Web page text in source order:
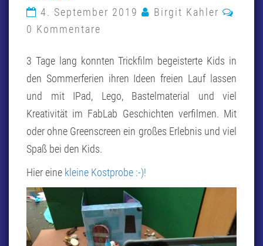
4. September 2019 Birgit Kahler
0 Kommentare
3 Tage lang konnten Trickfilm begeisterte Kids in
den Sommerferien ihren Ideen freien Lauf lassen
und mit IPad, Lego, Bastelmaterial und viel
Kreativität im FabLab Geschichten verfilmen. Mit
oder ohne Greenscreen ein großes Erlebnis und viel
Spaß bei den Kids.
Hier eine kleine Kostprobe :-)!